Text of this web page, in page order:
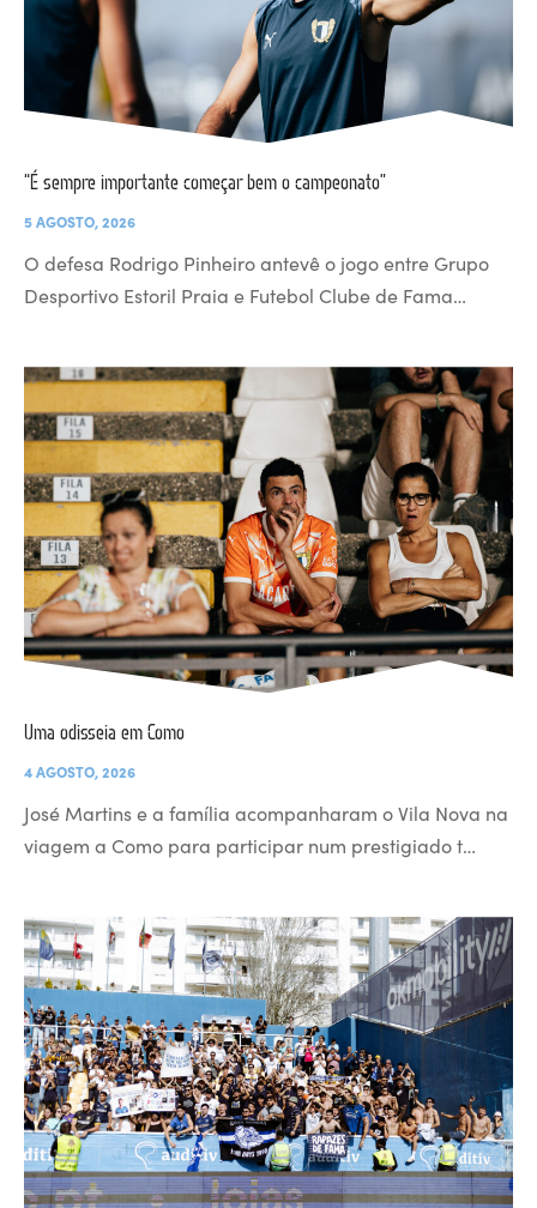
“É sempre importante começar bem o campeonato”
5 AGOSTO, 2026
O defesa Rodrigo Pinheiro antevê o jogo entre Grupo
Desportivo Estoril Praia e Futebol Clube de Fama…
Uma odisseia em Como
4 AGOSTO, 2026
José Martins e a família acompanharam o Vila Nova na
viagem a Como para participar num prestigiado t…